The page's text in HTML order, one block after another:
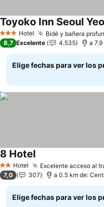
3 Estrellas
Hotel Bidé y bañera
Toyoko Inn Seoul
8,7 Excelente 4.535 a
Elige fechas para ver los
2 Estrellas
Hotel Excelente acceso al
8 Hotel
7,0 307 a 0.5 km de:
Elige fechas para ver los